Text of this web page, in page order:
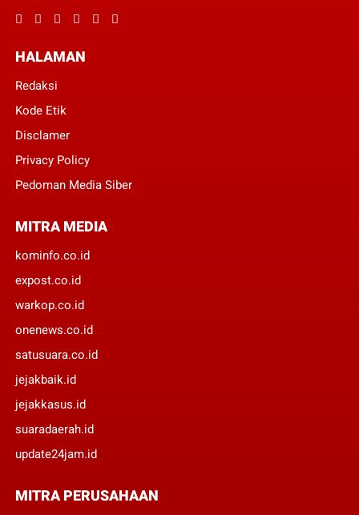
HALAMAN
Redaksi
Kode Etik
Disclamer
Privacy Policy
Pedoman Media Siber
MITRA MEDIA
kominfo.co.id
expost.co.id
warkop.co.id
onenews.co.id
satusuara.co.id
jejakbaik.id
jejakkasus.id
suaradaerah.id
update24jam.id
MITRA PERUSAHAAN